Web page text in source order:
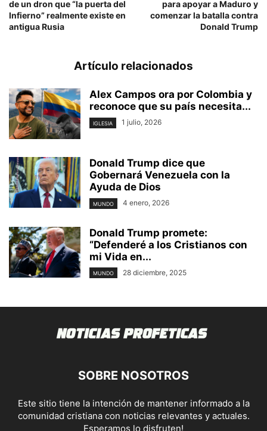
de un dron que “la puerta del
Infierno” realmente existe en
antigua Rusia
para apoyar a Maduro y
comenzar la batalla contra
Donald Trump
Artículo relacionados
Alex Campos ora por Colombia y
reconoce que su país necesita...
IGLESIA 1 julio, 2026
Donald Trump dice que
Gobernará Venezuela con la
Ayuda de Dios
MUNDO 4 enero, 2026
Donald Trump promete:
“Defenderé a los Cristianos con
mi Vida en...
MUNDO 28 diciembre, 2025
SOBRE NOSOTROS
Este sitio tiene la intención de mantener informado a la
comunidad cristiana con noticias relevantes y actuales.
Esperamos lo disfruten!